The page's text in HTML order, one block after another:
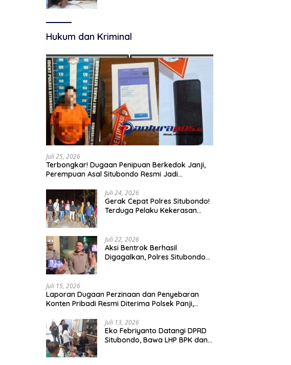
Hukum dan Kriminal
Juli 25, 2026
Terbongkar! Dugaan Penipuan Berkedok Janji,
Perempuan Asal Situbondo Resmi Jadi
Juli 24, 2026
Gerak Cepat Polres Situbondo!
Terduga Pelaku Kekerasan
Juli 22, 2026
Aksi Bentrok Berhasil
Digagalkan, Polres Situbondo
Juli 15, 2026
Laporan Dugaan Perzinaan dan Penyebaran
Konten Pribadi Resmi Diterima Polsek Panji,
Juli 13, 2026
Eko Febriyanto Datangi DPRD
Situbondo, Bawa LHP BPK dan